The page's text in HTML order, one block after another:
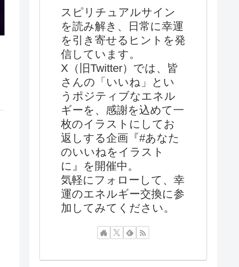
スピリチュアルサイン
を読み解き、日常に幸運
を引き寄せるヒントを発
信しています。
X（旧Twitter）では、皆
さんの「いいね」とい
うポジティブなエネル
ギーを、感謝を込めて一
枚のイラストにしてお
返しする企画『#あなた
のいいねをイラスト
に』を開催中。
気軽にフォローして、幸
運のエネルギー交換に参
加してみてください。